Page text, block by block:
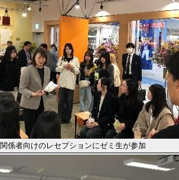
関係者向けのレセプションにゼミ生が参加